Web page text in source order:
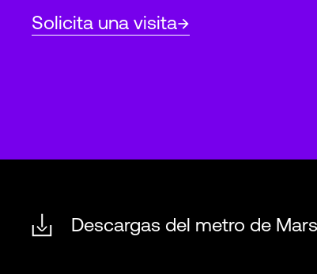
Solicita una visita
Descargas del metro de